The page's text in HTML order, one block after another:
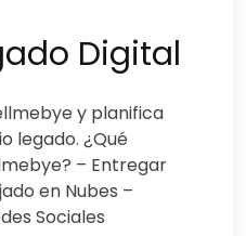
Digital
y planifica
legado. ¿Qué
– Entregar
en Nubes –
Sociales